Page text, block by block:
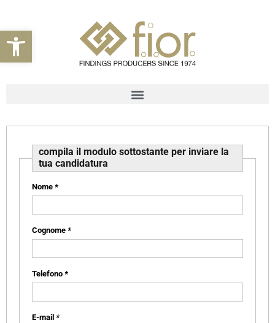
Apri la barra degli strumenti
compila il modulo sottostante per inviare la
tua candidatura
Nome *
Cognome *
Telefono *
E-mail *